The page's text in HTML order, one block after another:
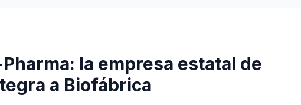
la empresa estatal de
a Biofábrica